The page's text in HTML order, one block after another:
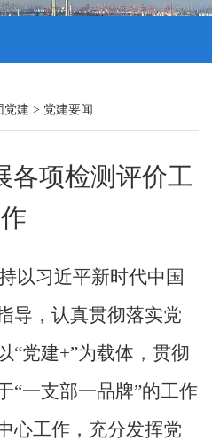
党建 > 党建要闻
各项检测评价工
作
以习近平新时代中国
导，认真贯彻落实党
“党建+”为载体，贯彻
“一支部一品牌”的工作
心工作， 充分发挥党